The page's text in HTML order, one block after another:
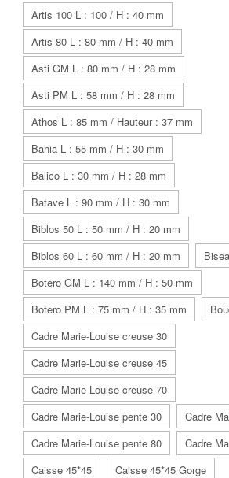
Artis 100 L : 100 / H : 40 mm
Artis 80 L : 80 mm / H : 40 mm
Asti GM L : 80 mm / H : 28 mm
Asti PM L : 58 mm / H : 28 mm
Athos L : 85 mm / Hauteur : 37 mm
Bahia L : 55 mm / H : 30 mm
Balico L : 30 mm / H : 28 mm
Batave L : 90 mm / H : 30 mm
Biblos 50 L : 50 mm / H : 20 mm
Biblos 60 L : 60 mm / H : 20 mm
Botero GM L : 140 mm / H : 50 mm
Botero PM L : 75 mm / H : 35 mm
Cadre Marie-Louise creuse 30
Cadre Marie-Louise creuse 45
Cadre Marie-Louise creuse 70
Cadre Marie-Louise pente 30
Cadre
Cadre Marie-Louise pente 80
Cadre
Caisse 45*45
Caisse 45*45 Gorge